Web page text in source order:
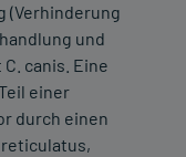
(Verhinderung
und
canis. Eine
einer
durch einen